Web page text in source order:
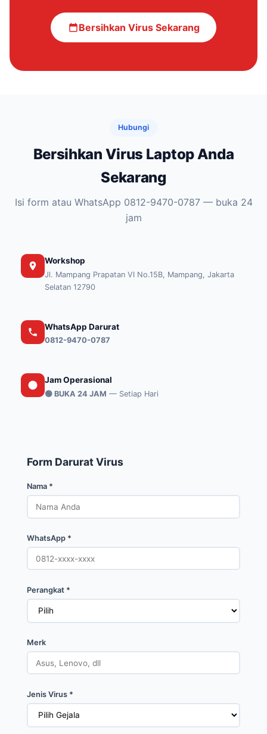
Bersihkan Virus Sekarang
Hubungi
Bersihkan Virus Laptop Anda
Sekarang
Isi form atau WhatsApp 0812-9470-0787 — buka 24
jam
Workshop
Jl. Mampang Prapatan VI No.15B, Mampang, Jakarta
Selatan 12790
WhatsApp Darurat
0812-9470-0787
Jam Operasional
🟢 BUKA 24 JAM — Setiap Hari
Form Darurat Virus
Nama *
WhatsApp *
Perangkat *
Merk
Jenis Virus *